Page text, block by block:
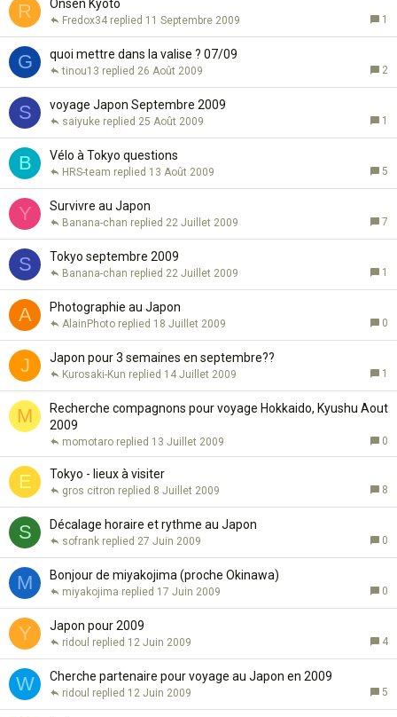
R Onsen Kyoto
1
11 Septembre 2009
Fredox34
G quoi mettre dans la valise ? 07/09
2
26 Août 2009
tinou13
S voyage Japon Septembre 2009
1
25 Août 2009
saiyuke
B Vélo à Tokyo questions
5
13 Août 2009
HRS-team
Y Survivre au Japon
7
22 Juillet 2009
Banana-chan
S Tokyo septembre 2009
1
22 Juillet 2009
Banana-chan
A Photographie au Japon
0
18 Juillet 2009
AlainPhoto
J Japon pour 3 semaines en septembre??
1
14 Juillet 2009
Kurosaki-Kun
M
Recherche compagnons pour voyage Hokkaido, Kyushu Aout
2009
0
13 Juillet 2009
momotaro
E Tokyo - lieux à visiter
8
8 Juillet 2009
gros citron
S Décalage horaire et rythme au Japon
0
27 Juin 2009
sofrank
M Bonjour de miyakojima (proche Okinawa)
0
17 Juin 2009
miyakojima
Y Japon pour 2009
4
12 Juin 2009
ridoul
W Cherche partenaire pour voyage au Japon en 2009
5
12 Juin 2009
ridoul